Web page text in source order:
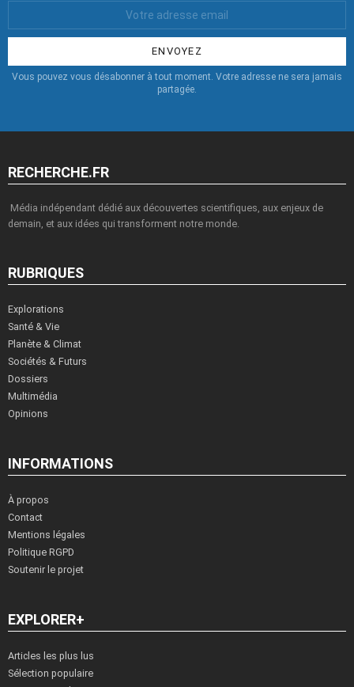
:
Vous pouvez vous désabonner à tout moment. Votre adresse ne sera jamais
partagée.
RECHERCHE.FR
Média indépendant dédié aux découvertes scientifiques, aux enjeux de
demain, et aux idées qui transforment notre monde.
RUBRIQUES
Explorations
Santé & Vie
Planète & Climat
Sociétés & Futurs
Dossiers
Multimédia
Opinions
INFORMATIONS
À propos
Contact
Mentions légales
Politique RGPD
Soutenir le projet
EXPLORER+
Articles les plus lus
Sélection populaire